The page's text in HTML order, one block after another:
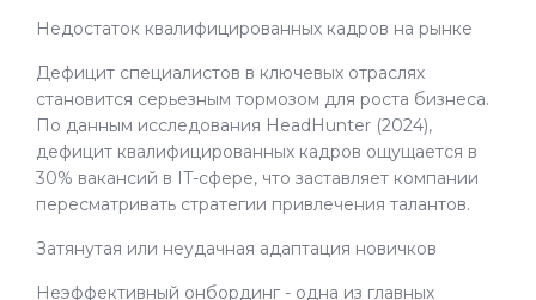
Недостаток квалифицированных кадров на рынке
Дефицит специалистов в ключевых отраслях
становится серьезным тормозом для роста бизнеса.
По данным исследования HeadHunter (2024),
дефицит квалифицированных кадров ощущается в
30% вакансий в IT-сфере, что заставляет компании
пересматривать стратегии привлечения талантов.
Затянутая или неудачная адаптация новичков
Неэффективный онбординг - одна из главных